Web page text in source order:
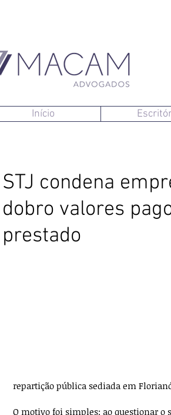
Início
STJ condena
dobro valores
prestado
repartição pública sediada em
O motivo foi simples: ao questionar o